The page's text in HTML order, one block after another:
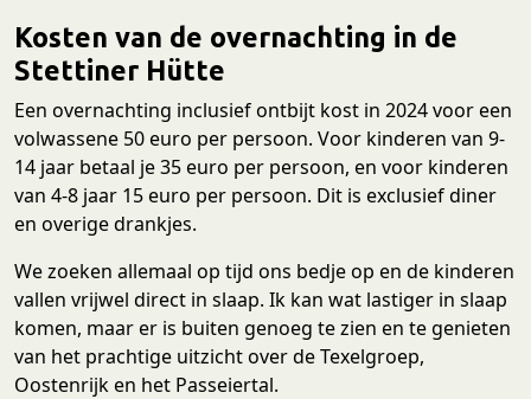
Kosten van de overnachting in de
Stettiner Hütte
Een overnachting inclusief ontbijt kost in 2024 voor een
volwassene 50 euro per persoon. Voor kinderen van 9-
14 jaar betaal je 35 euro per persoon, en voor kinderen
van 4-8 jaar 15 euro per persoon. Dit is exclusief diner
en overige drankjes.
We zoeken allemaal op tijd ons bedje op en de kinderen
vallen vrijwel direct in slaap. Ik kan wat lastiger in slaap
komen, maar er is buiten genoeg te zien en te genieten
van het prachtige uitzicht over de Texelgroep,
Oostenrijk en het Passeiertal.